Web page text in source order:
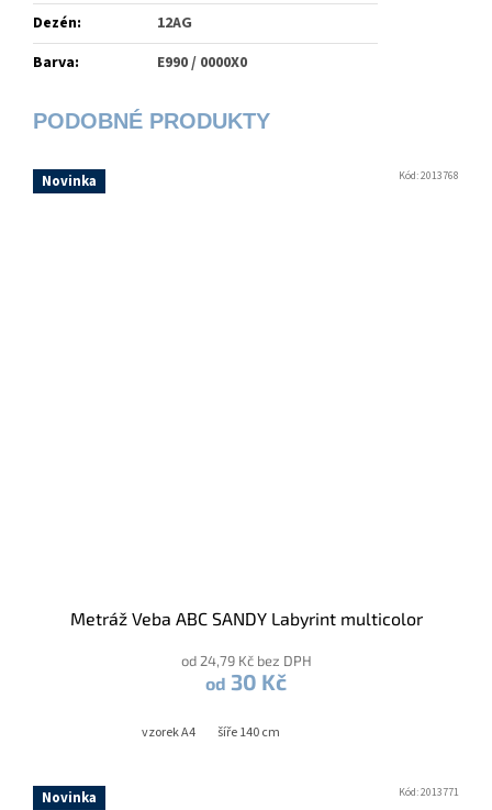
Dezén:
12AG
Barva: E990 / 0000X0
Novinka
Metráž Veba ABC SANDY Labyrint multicolor
od 24,79 Kč bez DPH
od 30 Kč
vzorek A4 šíře 140 cm
Kód:2013768
Novinka Kód:2013771